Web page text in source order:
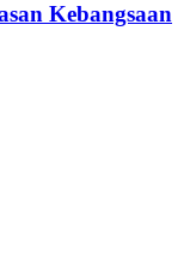
Kebangsaan